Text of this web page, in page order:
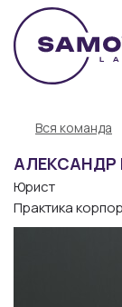
Вся команда
АЛЕКСАНДР
Юрист
Практика